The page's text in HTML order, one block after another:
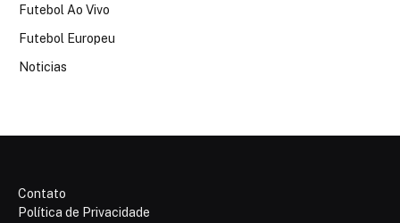
Futebol Ao Vivo
Futebol Europeu
Noticias
Contato
Política de Privacidade